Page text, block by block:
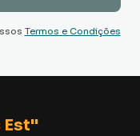
Termos e Condições
Est"